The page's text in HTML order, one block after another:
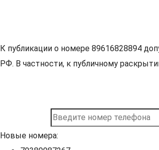
К публикации о номере 89616828894
РФ. В частности, к публичному
Новые номера: